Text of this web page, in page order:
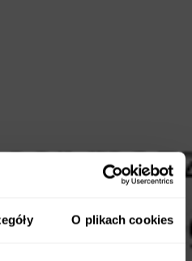
O plikach cookies